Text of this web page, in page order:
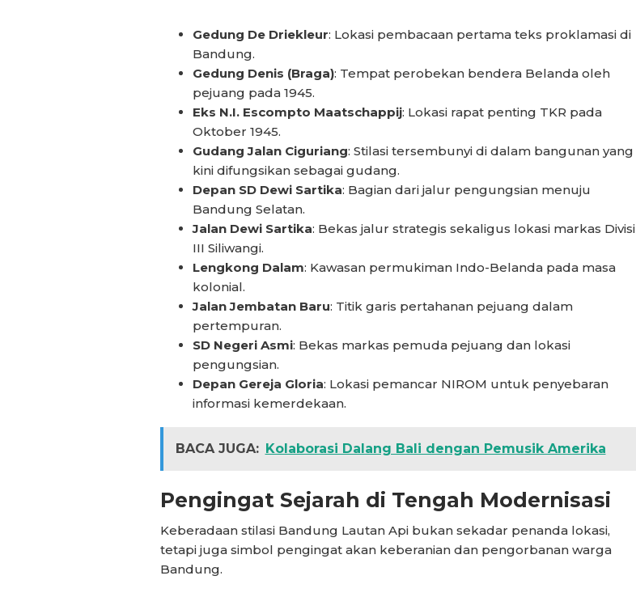
Gedung De Driekleur: Lokasi pembacaan pertama teks proklamasi di
Bandung.
Gedung Denis (Braga): Tempat perobekan bendera Belanda oleh
pejuang pada 1945.
Eks N.I. Escompto Maatschappij: Lokasi rapat penting TKR pada
Oktober 1945.
Gudang Jalan Ciguriang: Stilasi tersembunyi di dalam bangunan yang
kini difungsikan sebagai gudang.
Depan SD Dewi Sartika: Bagian dari jalur pengungsian menuju
Bandung Selatan.
Jalan Dewi Sartika: Bekas jalur strategis sekaligus lokasi markas Divisi
III Siliwangi.
Lengkong Dalam: Kawasan permukiman Indo-Belanda pada masa
kolonial.
Jalan Jembatan Baru: Titik garis pertahanan pejuang dalam
pertempuran.
SD Negeri Asmi: Bekas markas pemuda pejuang dan lokasi
pengungsian.
Depan Gereja Gloria: Lokasi pemancar NIROM untuk penyebaran
informasi kemerdekaan.
BACA JUGA: Kolaborasi Dalang Bali dengan Pemusik Amerika
Pengingat Sejarah di Tengah Modernisasi
Keberadaan stilasi Bandung Lautan Api bukan sekadar penanda lokasi,
tetapi juga simbol pengingat akan keberanian dan pengorbanan warga
Bandung.